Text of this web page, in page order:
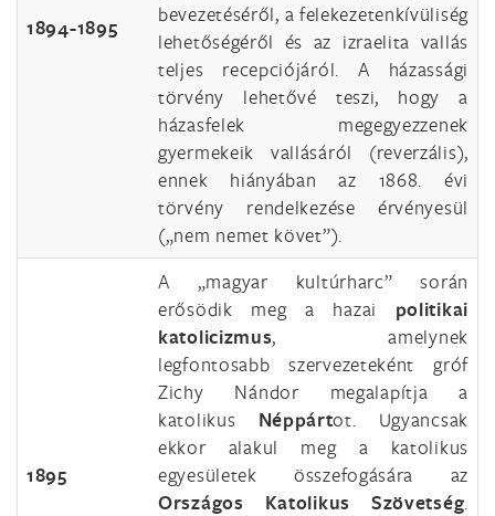
1894-1895
bevezetéséről, a felekezetenkívüliség
lehetőségéről és az izraelita vallás
teljes recepciójáról. A házassági
törvény lehetővé teszi, hogy a
házasfelek megegyezzenek
gyermekeik vallásáról (reverzális),
ennek hiányában az 1868. évi
törvény rendelkezése érvényesül
(„nem nemet követ”).
1895
A „magyar kultúrharc” során
erősödik meg a hazai politikai
katolicizmus, amelynek
legfontosabb szervezeteként gróf
Zichy Nándor megalapítja a
katolikus Néppártot. Ugyancsak
ekkor alakul meg a katolikus
egyesületek összefogására az
Országos Katolikus Szövetség.